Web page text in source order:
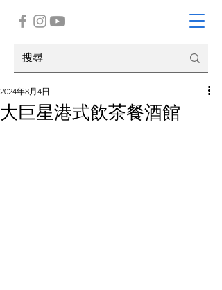
大巨星港式飲茶餐酒館
2024年8月4日